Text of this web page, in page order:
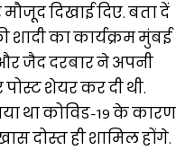
दिखाई दिए. बता दें
का कार्यक्रम मुंबई
जैद दरबार ने अपनी
पोस्ट शेयर कर दी थी.
था कोविड-19 के कारण
दोस्त ही शामिल होंगे.